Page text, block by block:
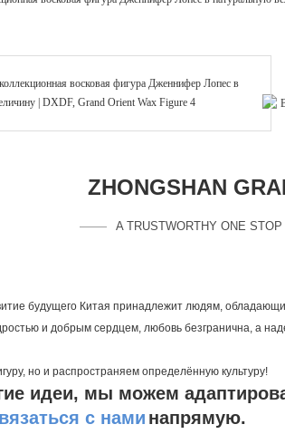
ZHONGSHAN
A TRUSTWORTHY ONE
будущего Китая принадлежит людям,
и добрым сердцем, любовь безгранична, а
но и распространяем определённую культуру!
идеи, мы можем
с нами напрямую.